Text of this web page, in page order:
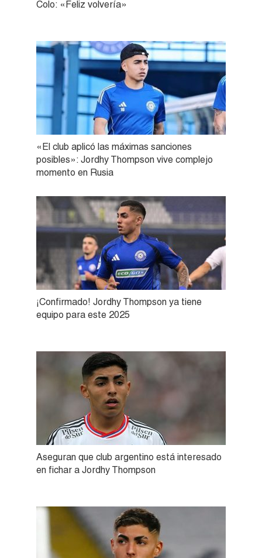
Colo: «Feliz volvería»
«El club aplicó las máximas sanciones
posibles»: Jordhy Thompson vive complejo
momento en Rusia
¡Confirmado! Jordhy Thompson ya tiene
equipo para este 2025
Aseguran que club argentino está interesado
en fichar a Jordhy Thompson